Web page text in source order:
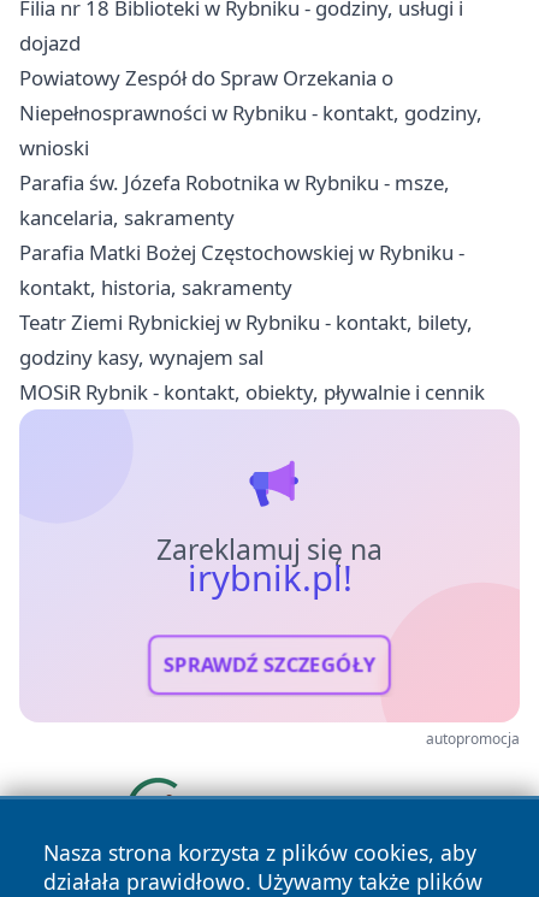
Filia nr 18 Biblioteki w Rybniku - godziny, usługi i
dojazd
Powiatowy Zespół do Spraw Orzekania o
Niepełnosprawności w Rybniku - kontakt, godziny,
wnioski
Parafia św. Józefa Robotnika w Rybniku - msze,
kancelaria, sakramenty
Parafia Matki Bożej Częstochowskiej w Rybniku -
kontakt, historia, sakramenty
Teatr Ziemi Rybnickiej w Rybniku - kontakt, bilety,
godziny kasy, wynajem sal
MOSiR Rybnik - kontakt, obiekty, pływalnie i cennik
Zareklamuj się na
irybnik.pl!
SPRAWDŹ SZCZEGÓŁY
autopromocja
Nasza strona korzysta z plików cookies, aby
działała prawidłowo. Używamy także plików